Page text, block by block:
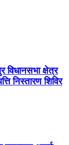
विधानसभा क्षेत्र
निस्तारण शिविर